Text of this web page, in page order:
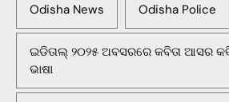
Odisha News Odisha Police
ଇଡିତାଲ୍ ୨୦୨୫ ଅବସରରେ କବିତା ଆସର
ଭାଷା